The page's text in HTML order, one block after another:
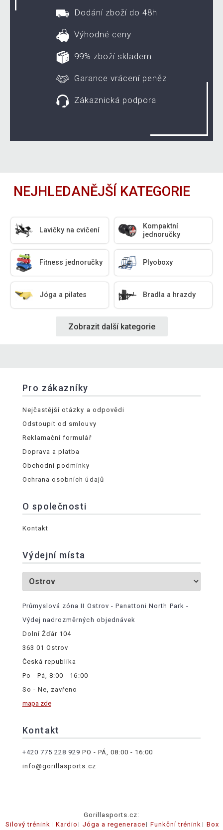
Dodání zboží do 48h
Výhodné ceny
99% zboží skladem
Garance vrácení peněz
Zákaznická podpora
NEJHLEDANĚJŠÍ KATEGORIE
Lavičky na cvičení
Kompaktní
jednoručky
Fitness jednoručky Plyoboxy
Jóga a pilates Bradla a hrazdy
Zobrazit další kategorie
Pro zákazníky
Nejčastější otázky a odpovědi
Odstoupit od smlouvy
Reklamační formulář
Doprava a platba
Obchodní podmínky
Ochrana osobních údajů
O společnosti
Kontakt
Výdejní místa
Průmyslová zóna II Ostrov - Panattoni North Park -
Výdej nadrozměrných objednávek
Dolní Žďár 104
363 01 Ostrov
Česká republika
Po - Pá, 8:00 - 16:00
So - Ne, zavřeno
mapa zde
Kontakt
+420 775 228 929 PO - PÁ, 08:00 - 16:00
info@gorillasports.cz
Gorillasports.cz:
Silový trénink
Kardio Jóga a regenerace Funkční trénink
Box